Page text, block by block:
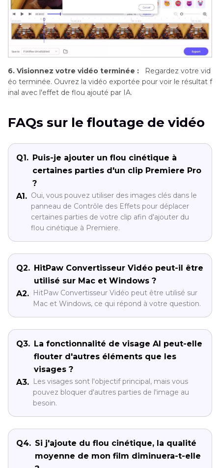
6. Visionnez votre vidéo terminée :
Regardez votre vid
éo terminée. Ouvrez la vidéo exportée pour voir le résultat f
inal avec l'effet de flou ajouté par IA.
FAQs sur le floutage de vidéo
Q1. Puis-je ajouter un flou cinétique à
certaines parties d'un clip Premiere Pro
?
A1. Oui, vous pouvez utiliser des images clés dans le
panneau de Contrôle des Effets pour déplacer
certaines parties de votre clip afin d'ajouter du
flou cinétique à Premiere.
Q2. HitPaw Convertisseur Vidéo peut-il être
utilisé sur Mac et Windows ?
A2.
HitPaw Convertisseur Vidéo peut être utilisé sur
Mac et Windows, ce qui répond à votre question.
Q3. La fonctionnalité de visage AI peut-elle
flouter d'autres éléments que les
visages ?
A3.
Les visages sont l'objectif principal, mais vous
pouvez bloquer d'autres parties de l'image au
besoin.
Q4. Si j'ajoute du flou cinétique, la qualité
moyenne de mon film diminuera-t-elle